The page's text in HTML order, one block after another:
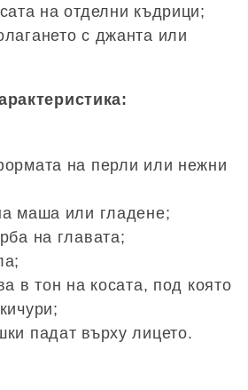
на отделни къдрици;
с джанта или
на перли или нежни
маша или гладене;
на главата;
в тон на косата, под която
падат върху лицето.